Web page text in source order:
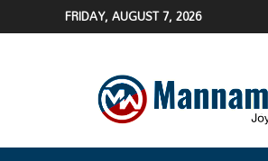
FRIDAY, AUGUST 7, 2026
Web
(మన్నం